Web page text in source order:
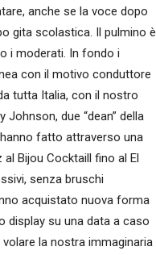
anche se la voce dopo
gita scolastica. Il pulmino è
i moderati. In fondo i
con il motivo conduttore
tutta Italia, con il nostro
due “dean” della
fatto attraverso una
Bijou Cocktaill fino al El
senza bruschi
acquistato nuova forma
display su una data a caso
la nostra immaginaria